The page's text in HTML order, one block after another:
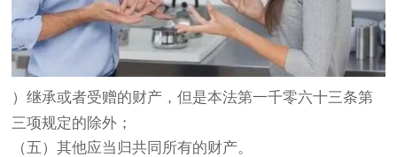
）继承或者受赠的财产，但是本法第一千零六十三条第
三项规定的除外；
（五）其他应当归共同所有的财产。